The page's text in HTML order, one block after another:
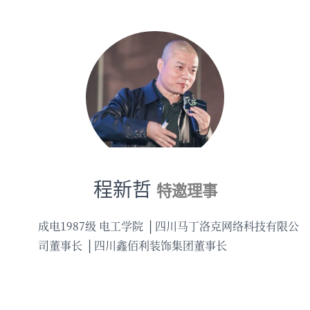
程新哲 特邀理事
成电1987级 电工学院
四川马丁洛克网络科技有限公
司董事长
四川鑫佰利装饰集团董事长